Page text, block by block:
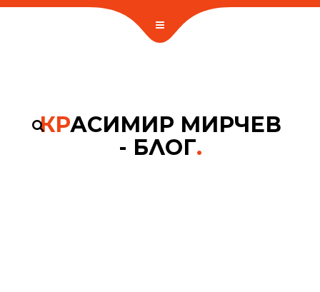
КРАСИМИР МИРЧЕВ
- БЛОГ.